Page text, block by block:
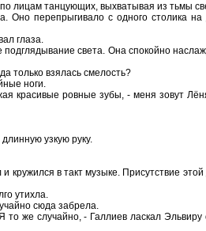
по лицам танцующих, выхватывая из тьмы
Оно перепрыгивало с одного столика
глаза.
света. Она спокойно
только взялась смелость?
ноги.
красивые ровные зубы, - меня зовут
узкую руку.
в такт музыке. Присутствие
утихла.
сюда забрела.
же случайно, - Галлиев ласкал